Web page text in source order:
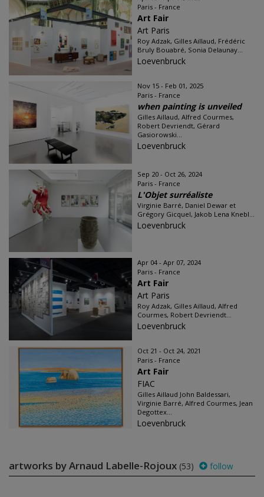
Paris - France
Art Fair
Art Paris
Roy Adzak, Gilles Aillaud, Frédéric
Bruly Bouabré, Sonia Delaunay...
Loevenbruck
Nov 15 - Feb 01, 2025
Paris - France
when painting is unveiled
Gilles Aillaud, Alfred Courmes,
Robert Devriendt, Gérard
Gasiorowski...
Loevenbruck
Sep 20 - Oct 26, 2024
Paris - France
L'Objet surréaliste
Virginie Barré, Daniel Dewar et
Grégory Gicquel, Jakob Lena Knebl...
Loevenbruck
Apr 04 - Apr 07, 2024
Paris - France
Art Fair
Art Paris
Roy Adzak, Gilles Aillaud, Alfred
Courmes, Robert Devriendt...
Loevenbruck
Oct 21 - Oct 24, 2021
Paris - France
Art Fair
FIAC
Gilles Aillaud John Baldessari,
Virginie Barré, Alfred Courmes, Jean
Degottex...
Loevenbruck
artworks by Arnaud Labelle-Rojoux (53) follow